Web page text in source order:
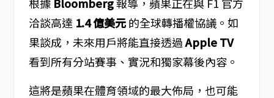
根據 Bloomberg報導，蘋果正在與 F1 官方
洽談高達 1.4 億美元的全球轉播權協議。如
果談成，未來用戶將能直接透過Apple TV
看到所有分站賽事、實況和獨家幕後內容。
這將是蘋果在體育領域的最大佈局，也可能